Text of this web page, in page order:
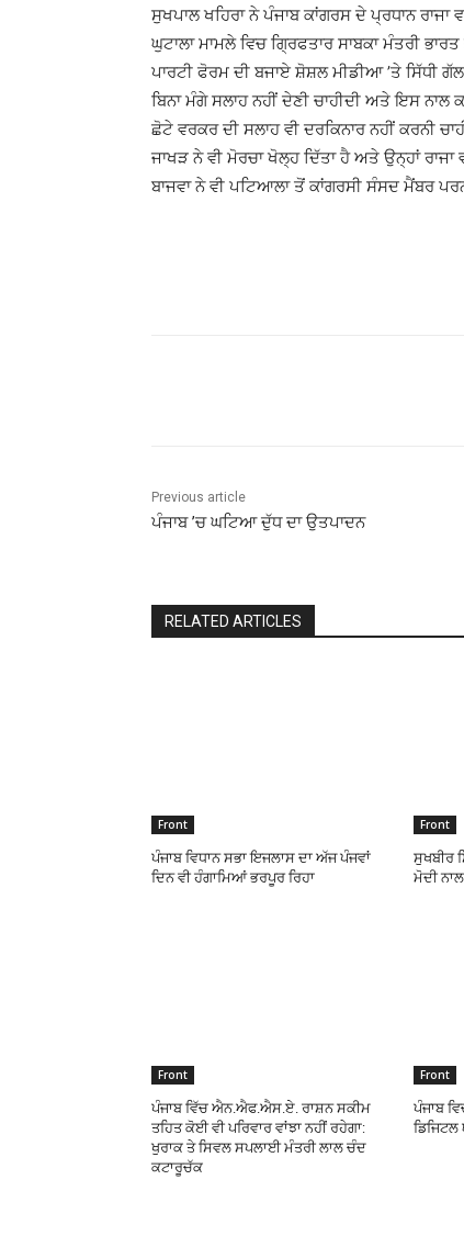
ਸੁਖਪਾਲ ਖਹਿਰਾ ਨੇ ਪੰਜਾਬ ਕਾਂਗਰਸ ਦੇ ਪ੍ਰਧਾਨ
ਘੁਟਾਲਾ ਮਾਮਲੇ ਵਿਚ ਗਿ੍ਰਫਤਾਰ ਸਾਬਕਾ ਮੰਤਰੀ
ਪਾਰਟੀ ਫੋਰਮ ਦੀ ਬਜਾਏ ਸ਼ੋਸ਼ਲ ਮੀਡੀਆ ’ਤੇ ਸਿੱਧੀ
ਬਿਨਾ ਮੰਗੇ ਸਲਾਹ ਨਹੀਂ ਦੇਣੀ ਚਾਹੀਦੀ ਅਤੇ ਇਸ
ਛੋਟੇ ਵਰਕਰ ਦੀ ਸਲਾਹ ਵੀ ਦਰਕਿਨਾਰ ਨਹੀਂ ਕਰਨੀ
ਜਾਖੜ ਨੇ ਵੀ ਮੋਰਚਾ ਖੋਲ੍ਹ ਦਿੱਤਾ ਹੈ ਅਤੇ ਉਨ੍ਹਾਂ
ਬਾਜਵਾ ਨੇ ਵੀ ਪਟਿਆਲਾ ਤੋਂ ਕਾਂਗਰਸੀ ਸੰਸਦ ਮੈਂਬਰ
Previous article
ਪੰਜਾਬ ’ਚ ਘਟਿਆ ਦੁੱਧ ਦਾ ਉਤਪਾਦਨ
RELATED ARTICLES
Front
ਪੰਜਾਬ ਵਿਧਾਨ ਸਭਾ ਇਜਲਾਸ ਦਾ ਅੱਜ ਪੰਜਵਾਂ
ਦਿਨ ਵੀ ਹੰਗਾਮਿਆਂ ਭਰਪੂਰ ਰਿਹਾ
Front
ਸੁਖਬੀਰ
ਮੋਦੀ
Front
ਪੰਜਾਬ ਵਿੱਚ ਐਨ.ਐਫ.ਐਸ.ਏ. ਰਾਸ਼ਨ ਸਕੀਮ
ਤਹਿਤ ਕੋਈ ਵੀ ਪਰਿਵਾਰ ਵਾਂਝਾ ਨਹੀਂ ਰਹੇਗਾ:
ਖੁਰਾਕ ਤੇ ਸਿਵਲ ਸਪਲਾਈ ਮੰਤਰੀ ਲਾਲ ਚੰਦ
ਕਟਾਰੂਚੱਕ
Front
ਪੰਜਾਬ